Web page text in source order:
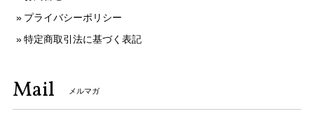
プライバシーポリシー
特定商取引法に基づく表記
Mail メルマガ